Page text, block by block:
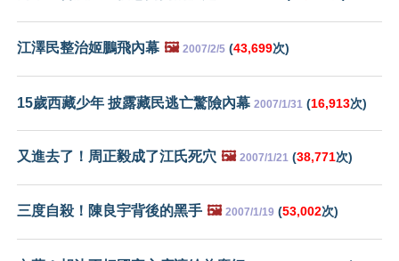
江澤民整治姬鵬飛內幕 🖼️ 2007/2/5 (43,699次)
15歲西藏少年 披露藏民逃亡驚險內幕 2007/1/31 (16,913次)
又進去了！周正毅成了江氏死穴 🖼️ 2007/1/21 (38,771次)
三度自殺！陳良宇背後的黑手 🖼️ 2007/1/19 (53,002次)